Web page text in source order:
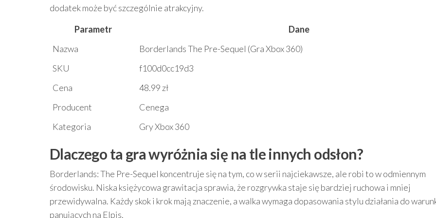
dodatek może być szczególnie atrakcyjny.
Parametr
Dane
Nazwa
Borderlands The Pre-Sequel (Gra Xbox 360)
SKU
f100d0cc19d3
Cena
48.99 zł
Producent
Cenega
Kategoria
Gry Xbox 360
Dlaczego ta gra wyróżnia się na tle innych odsłon?
Borderlands: The Pre-Sequel koncentruje się na tym, co w serii najciekawsze, ale robi to w odmiennym
środowisku. Niska księżycowa grawitacja sprawia, że rozgrywka staje się bardziej ruchowa i mniej
przewidywalna. Każdy skok i krok mają znaczenie, a walka wymaga dopasowania stylu działania do
panujących na Elpis.